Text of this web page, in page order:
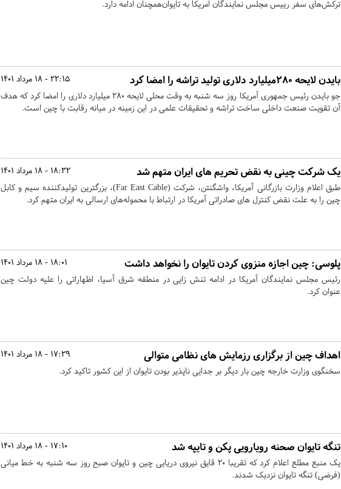
ترکش‌های سفر رییس مجلس نمایندگان امریکا به تایوان‌همچنان ادامه دارد.
22:15 - 18 مرداد 1401 بایدن لایحه ۲۸۰میلیارد دلاری تولید تراشه را امضا کرد
جو بایدن رئیس جمهوری آمریکا روز سه شنبه به وقت محلی لایحه ۲۸۰ میلیارد دلاری را امضا کرد که هدف
آن تقویت صنعت داخلی ساخت تراشه و تحقیقات علمی در این زمینه در میانه رقابت با چین است.
18:32 - 18 مرداد 1401 یک شرکت چینی به نقض تحریم های ایران متهم شد
طبق اعلام وزارت بازرگانی آمریکا، واشگنتن، شرکت (Far East Cable)، بزرگترین تولیدکننده سیم و کابل
چین را به علت نقض کنترل ‌های صادراتی آمریکا در ارتباط با محموله‌های ارسالی به ایران متهم کرد.
18:01 - 18 مرداد 1401 پلوسی: چین اجازه منزوی کردن تایوان را نخواهد داشت
رئیس مجلس نمایندگان آمریکا در ادامه تنش زایی در منطقه شرق آسیا، اظهاراتی را علیه دولت چین
عنوان کرد.
17:29 - 18 مرداد 1401 اهداف چین از برگزاری رزمایش های نظامی متوالی
سخنگوی وزارت خارجه چین بار دیگر بر جدایی ناپذیر بودن تایوان از این کشور تاکید کرد.
17:10 - 18 مرداد 1401 تنگه تایوان صحنه رویارویی پکن و تایپه شد
یک منبع مطلع اعلام کرد که تقریبا ۲۰ قایق نیروی دریایی چین و تایوان صبح روز سه شنبه به خط میانی
(فرضی) تنگه تایوان نزدیک شدند.